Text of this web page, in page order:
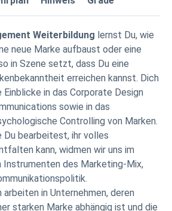
Weiterbildung lernst Du, wie
neue Marke aufbaust oder eine
in Szene setzt, dass Du eine
erreichen kannst. Dich
in das Corporate Design
sowie in das
Controlling von Marken.
Du bearbeitest, ihr volles
kann, widmen wir uns im
Instrumenten des Marketing-Mix,
arbeiten in Unternehmen, deren
starken Marke abhängig ist und die